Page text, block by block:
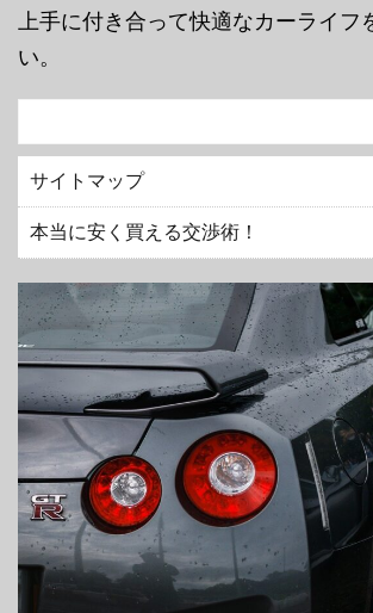
上手に付き合って快適なカーライフ
い。
サイトマップ
本当に安く買える交渉術！